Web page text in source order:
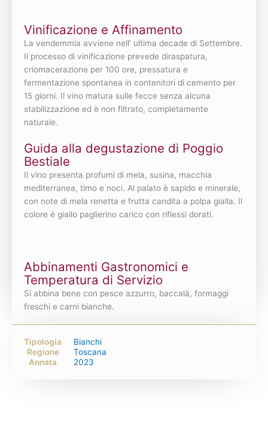
Vinificazione e Affinamento
La vendemmia avviene nell’ ultima decade di Settembre.
Il processo di vinificazione prevede diraspatura,
criomacerazione per 100 ore, pressatura e
fermentazione spontanea in contenitori di cemento per
15 giorni. Il vino matura sulle fecce senza alcuna
stabilizzazione ed è non filtrato, completamente
naturale.
Guida alla degustazione di Poggio
Bestiale
Il vino presenta profumi di mela, susina, macchia
mediterranea, timo e noci. Al palato è sapido e minerale,
con note di mela renetta e frutta candita a polpa gialla. Il
colore è giallo paglierino carico con riflessi dorati.
Abbinamenti Gastronomici e
Temperatura di Servizio
Si abbina bene con pesce azzurro, baccalà, formaggi
freschi e carni bianche.
Tipologia
Bianchi
Regione
Toscana
Annata
2023